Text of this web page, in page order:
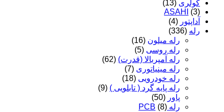
کولری (13)
ASAHI
(3)
آداپتور (4)
رله (336)
رله میلون (16)
رله روسی (5)
رله آمپربالا (قدرت) (62)
رله مینیاتوری (7)
رله خودرویی (18)
رله پایه گرد ( تابلویی ) (9)
پاور (50)
رله PCB (8)